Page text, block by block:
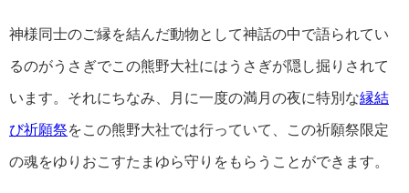
神様同士のご縁を結んだ動物として神話の中で語られてい
るのがうさぎでこの熊野大社にはうさぎが隠し掘りされて
います。それにちなみ、月に一度の満月の夜に特別な縁結
び祈願祭をこの熊野大社では行っていて、この祈願祭限定
の魂をゆりおこすたまゆら守りをもらうことができます。